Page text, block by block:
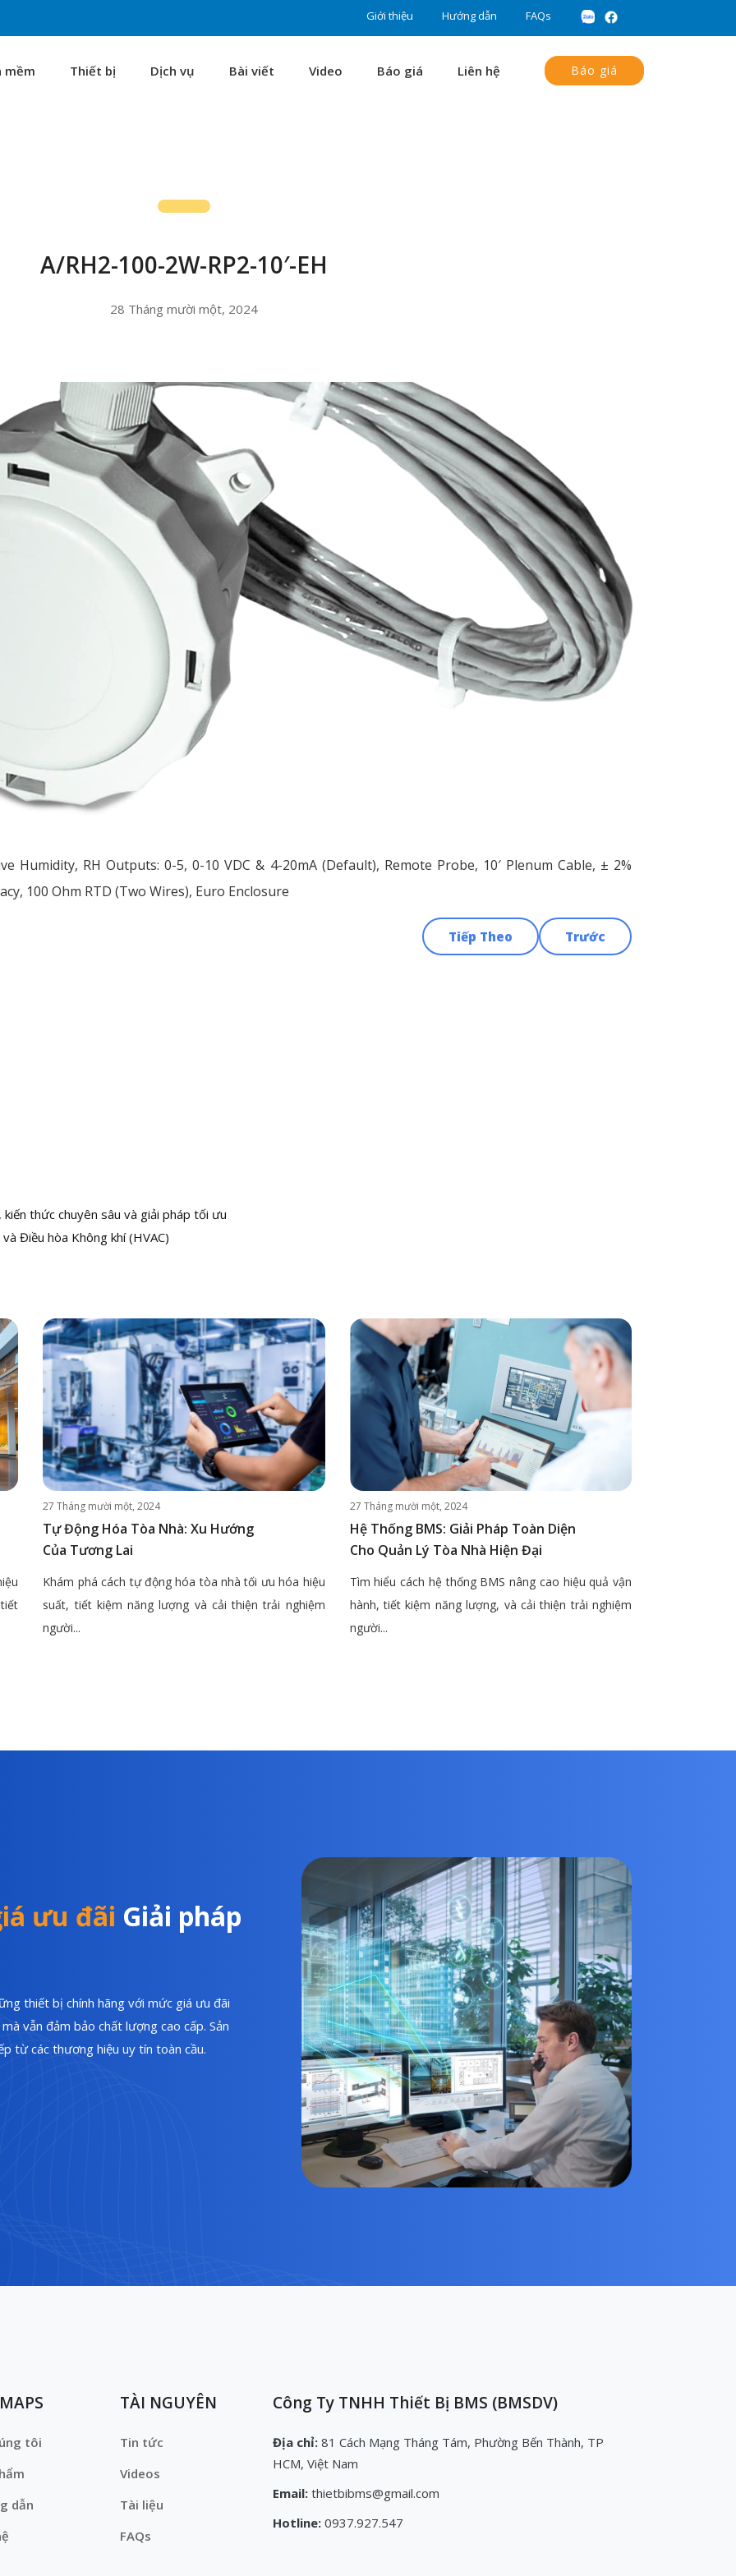
Giới thiệu Hướng dẫn FAQs
mềm Thiết bị Dịch vụ Bài viết Video Báo giá Liên hệ Báo giá
A/RH2-100-2W-RP2-10′-EH
28 Tháng mười một, 2024
Humidity, RH Outputs: 0-5, 0-10 VDC & 4-20mA (Default), Remote Probe, 10′ Plenum Cable, ± 2%
100 Ohm RTD (Two Wires), Euro Enclosure
Trước
Tiếp Theo
thức chuyên sâu và giải pháp tối ưu
Điều hòa Không khí (HVAC)
27 Tháng mười một, 2024
Tự Động Hóa Tòa Nhà: Xu Hướng
Của Tương Lai
Khám phá cách tự động hóa tòa nhà tối ưu hóa hiệu
suất, tiết kiệm năng lượng và cải thiện trải nghiệm
người...
27 Tháng mười một, 2024
Hệ Thống BMS: Giải Pháp Toàn Diện
Cho Quản Lý Tòa Nhà Hiện Đại
Tìm hiểu cách hệ thống BMS nâng cao hiệu quả vận
hành, tiết kiệm năng lượng, và cải thiện trải nghiệm
người...
ưu đãi Giải pháp
thiết bị chính hãng với mức giá ưu đãi
vẫn đảm bảo chất lượng cao cấp. Sản
từ các thương hiệu uy tín toàn cầu.
tôi
dẫn
TÀI NGUYÊN
Tin tức
Videos
Tài liệu
FAQs
Công Ty TNHH Thiết Bị BMS (BMSDV)
Địa chỉ: 81 Cách Mạng Tháng Tám, Phường Bến Thành, TP
HCM, Việt Nam
Email: thietbibms@gmail.com
Hotline: 0937.927.547